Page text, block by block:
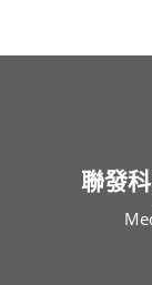
聯發